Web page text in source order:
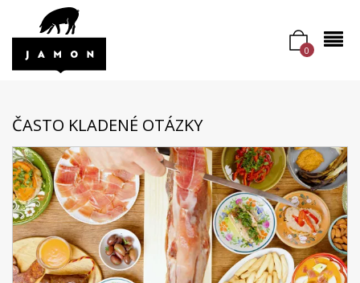
0
ČASTO KLADENÉ OTÁZKY